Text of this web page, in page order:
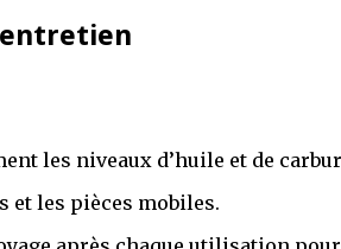
les niveaux d’huile et de
et les pièces mobiles.